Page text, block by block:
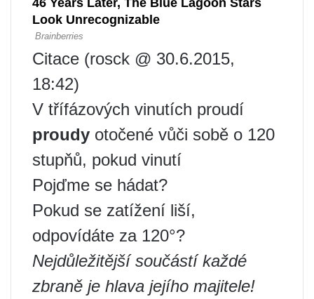
Citace (rosck @ 30.6.2015,
18:42)
V třífázových vinutích proudí
proudy otočené vůči sobě o 120
stupňů, pokud vinutí
Pojďme se hádat?
Pokud se zatížení liší,
odpovídáte za 120°?
Nejdůležitější součástí každé
zbraně je hlava jejího majitele!